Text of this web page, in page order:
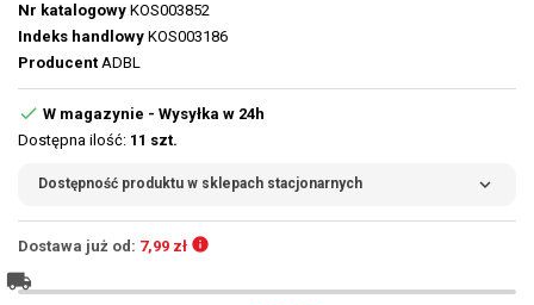
Nr katalogowy KOS003852
Indeks handlowy KOS003186
Producent ADBL
 W magazynie - Wysyłka w 24h
Dostępna ilość: 11 szt.
Dostępność produktu w sklepach stacjonarnych expand_more
Dostawa już od: 7,99 zł info
local_shipping